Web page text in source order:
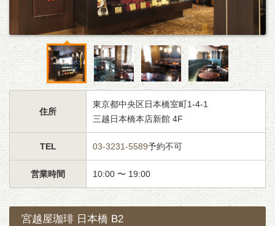
住所
東京都中央区日本橋室町1-4-1
三越日本橋本店新館 4F
TEL 03-3231-5589予約不可
営業時間 10:00 〜 19:00
宮越屋珈琲 日本橋 B2